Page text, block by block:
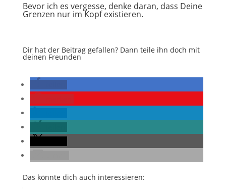
Bevor ich es vergesse, denke daran, dass Deine
Grenzen nur im Kopf existieren.
Dir hat der Beitrag gefallen? Dann teile ihn doch mit
deinen Freunden
Das könnte dich auch interessieren: